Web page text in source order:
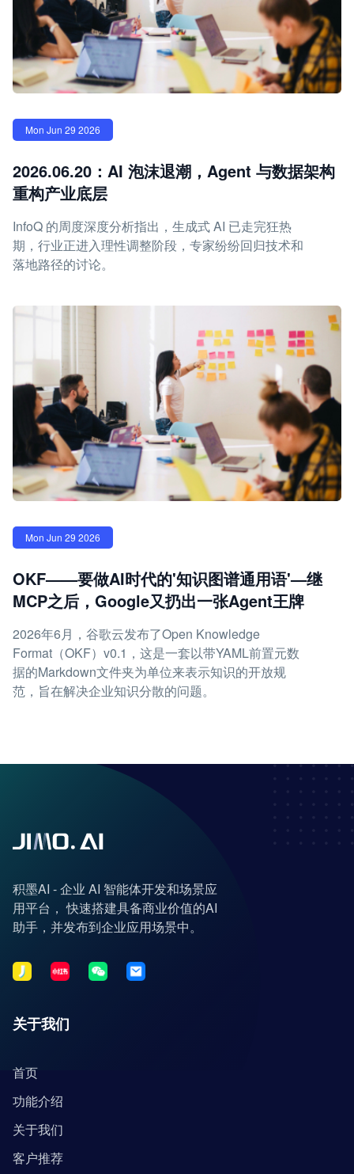
Mon Jun 29 2026
2026.06.20：AI 泡沫退潮，Agent 与数据架构
重构产业底层
InfoQ 的周度深度分析指出，生成式 AI 已走完狂热
期，行业正进入理性调整阶段，专家纷纷回归技术和
落地路径的讨论。
Mon Jun 29 2026
OKF——要做AI时代的'知识图谱通用语'—继
MCP之后，Google又扔出一张Agent王牌
2026年6月，谷歌云发布了Open Knowledge
Format（OKF）v0.1，这是一套以带YAML前置元数
据的Markdown文件夹为单位来表示知识的开放规
范，旨在解决企业知识分散的问题。
积墨AI - 企业 AI 智能体开发和场景应
用平台， 快速搭建具备商业价值的AI
助手，并发布到企业应用场景中。
关于我们
首页
功能介绍
关于我们
客户推荐